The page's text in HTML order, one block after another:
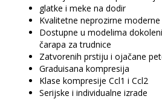
glatke i meke na dodir
Kvalitetne neprozirne moderne
Dostupne u modelima
čarapa za trudnice
Zatvorenih prstiju i ojačane
Graduisana kompresija
Klase kompresije Ccl1 i Ccl2
Serijske i individualne izrade